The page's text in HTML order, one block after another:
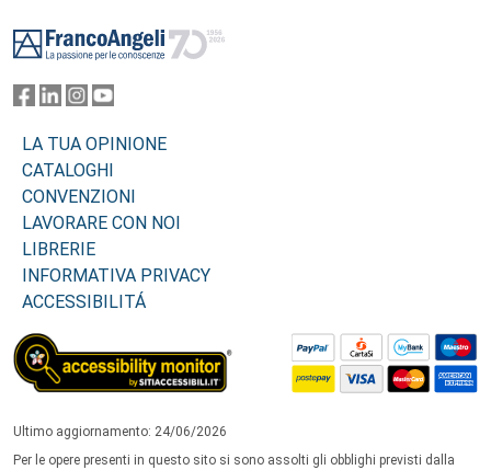
LA TUA OPINIONE
CATALOGHI
CONVENZIONI
LAVORARE CON NOI
LIBRERIE
INFORMATIVA PRIVACY
ACCESSIBILITÁ
Ultimo aggiornamento: 24/06/2026
Per le opere presenti in questo sito si sono assolti gli obblighi previsti dalla